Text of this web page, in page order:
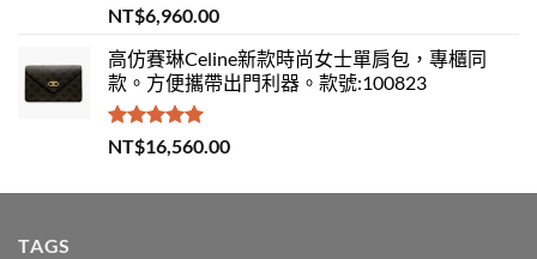
評分 5.00
滿分 5
NT$6,960.00
高仿賽琳Celine新款時尚女士單肩包，專櫃同
款。方便攜帶出門利器。款號:100823
評分5.00
滿分 5
NT$16,560.00
TAGS